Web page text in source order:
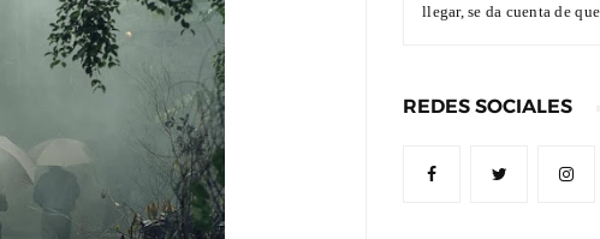
llegar, se da cuenta de que
REDES SOCIALES